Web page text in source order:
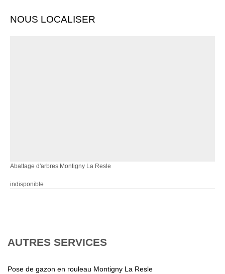
NOUS LOCALISER
Abattage d'arbres Montigny La Resle
indisponible
AUTRES SERVICES
Pose de gazon en rouleau Montigny La Resle